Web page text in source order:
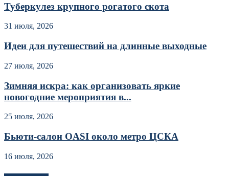
Туберкулез крупного рогатого скота
31 июля, 2026
Идеи для путешествий на длинные выходные
27 июля, 2026
Зимняя искра: как организовать яркие
новогодние мероприятия в...
25 июля, 2026
Бьюти-салон OASI около метро ЦСКА
16 июля, 2026